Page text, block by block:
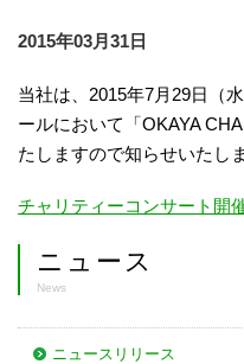
2015年03月31日
当社は、2015年7月29日（
ールにおいて「OKAYA
たしますので知らせいたしま
チャリティーコンサート開
ニュース
News
ニュースリリース